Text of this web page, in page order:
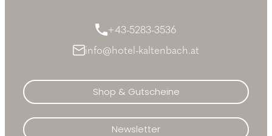
+43-5283-3536
info@hotel-kaltenbach.at
Shop & Gutscheine
Newsletter